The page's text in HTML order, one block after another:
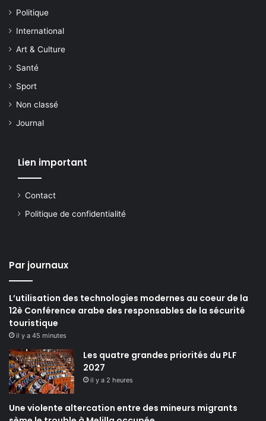
Politique
International
Art & Culture
Santé
Sport
Non classé
Journal
Lien important
Contact
Politique de confidentialité
Par journaux
L’utilisation des technologies modernes au coeur de la
12è Conférence arabe des responsables de la sécurité
touristique
il y a 45 minutes
Les quatre grandes priorités du PLF
2027
il y a 2 heures
Une violente altercation entre des mineurs migrants